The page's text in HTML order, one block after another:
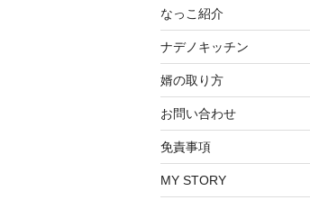
なっこ紹介
ナデノキッチン
婿の取り方
お問い合わせ
免責事項
MY STORY